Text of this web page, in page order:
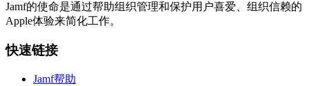
Jamf的使命是通过帮助组织管理和保护用户喜爱、组织信赖的
Apple体验来简化工作。
快速链接
Jamf帮助